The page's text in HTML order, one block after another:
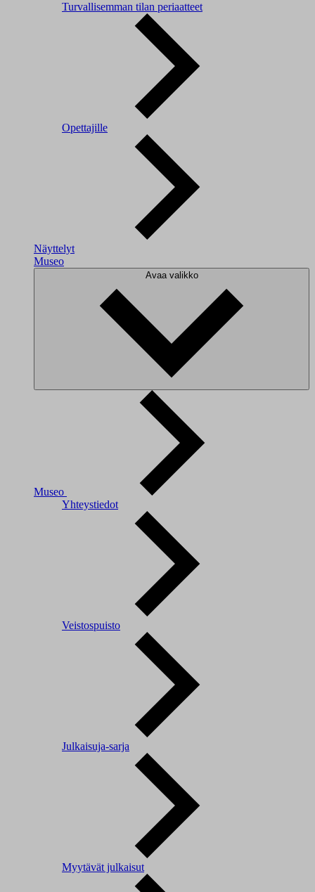
Turvallisemman tilan periaatteet
Opettajille
Näyttelyt
Museo
Avaa valikko
Museo
Yhteystiedot
Veistospuisto
Julkaisuja-sarja
Myytävät julkaisut